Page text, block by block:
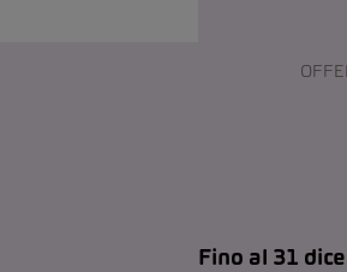
Fino al 31